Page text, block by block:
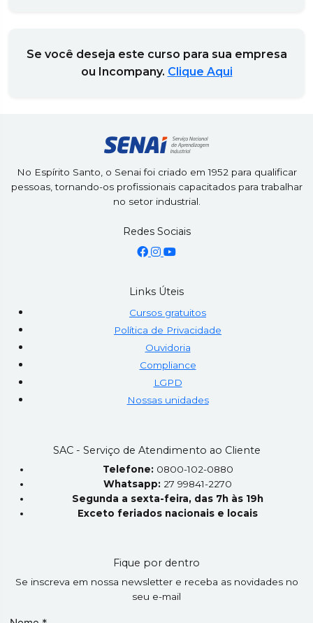
Se você deseja este curso para sua empresa
ou Incompany. Clique Aqui
No Espírito Santo, o Senai foi criado em 1952 para qualificar
pessoas, tornando-os profissionais capacitados para trabalhar
no setor industrial.
Redes Sociais
Links Úteis
Cursos gratuitos
Política de Privacidade
Ouvidoria
Compliance
LGPD
Nossas unidades
SAC - Serviço de Atendimento ao Cliente
Telefone: 0800-102-0880
Whatsapp: 27 99841-2270
Segunda a sexta-feira, das 7h às 19h
Exceto feriados nacionais e locais
Fique por dentro
Se inscreva em nossa newsletter e receba as novidades no
seu e-mail